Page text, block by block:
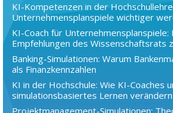
KI-Kompetenzen in der
Unternehmensplanspiele wichtiger
KI-Coach für
Empfehlungen des Wissenschaftsrats
Banking-Simulationen: Warum
als Finanzkennzahlen
KI in der Hochschule: Wie KI-Coaches
simulationsbasiertes Lernen